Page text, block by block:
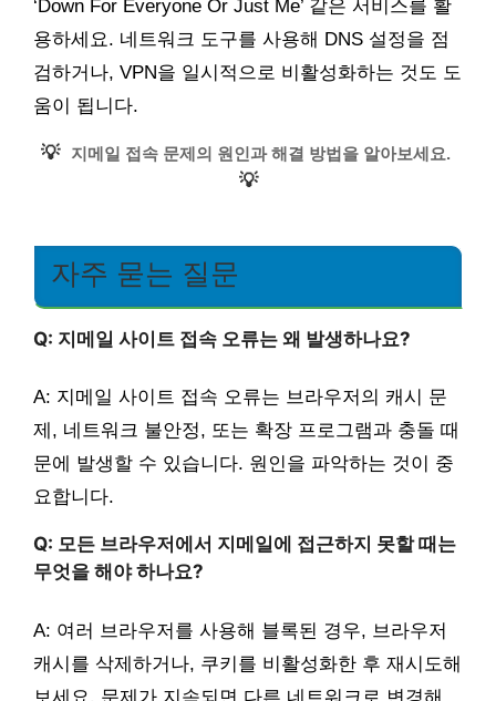
‘Down For Everyone Or Just Me’ 같은 서비스를 활
용하세요. 네트워크 도구를 사용해 DNS 설정을 점
검하거나, VPN을 일시적으로 비활성화하는 것도 도
움이 됩니다.
💡 지메일 접속 문제의 원인과 해결 방법을 알아보세요.
💡
자주 묻는 질문
Q: 지메일 사이트 접속 오류는 왜 발생하나요?
A: 지메일 사이트 접속 오류는 브라우저의 캐시 문
제, 네트워크 불안정, 또는 확장 프로그램과 충돌 때
문에 발생할 수 있습니다. 원인을 파악하는 것이 중
요합니다.
Q: 모든 브라우저에서 지메일에 접근하지 못할 때는
무엇을 해야 하나요?
A: 여러 브라우저를 사용해 블록된 경우, 브라우저
캐시를 삭제하거나, 쿠키를 비활성화한 후 재시도해